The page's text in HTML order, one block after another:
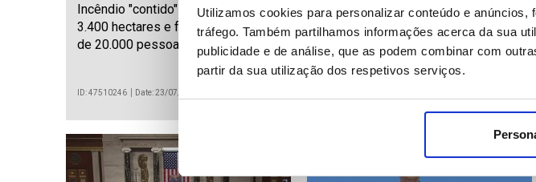
Utilizamos cookies para personalizar conteúdo e
tráfego. Também partilhamos informações acerca da sua
publicidade e de análise, que as podem combinar com
partir da sua utilização dos respetivos serviços.
Incêndio "contido" em França atingiu
3.400 hectares e forçou à retirada
de 20.000 pessoas
ID: 47510246 Date: 23/07/2026 22:54
Aguiar Branco destaca ótimas
relações parlamentares entre
Portugal e Angola (editado)